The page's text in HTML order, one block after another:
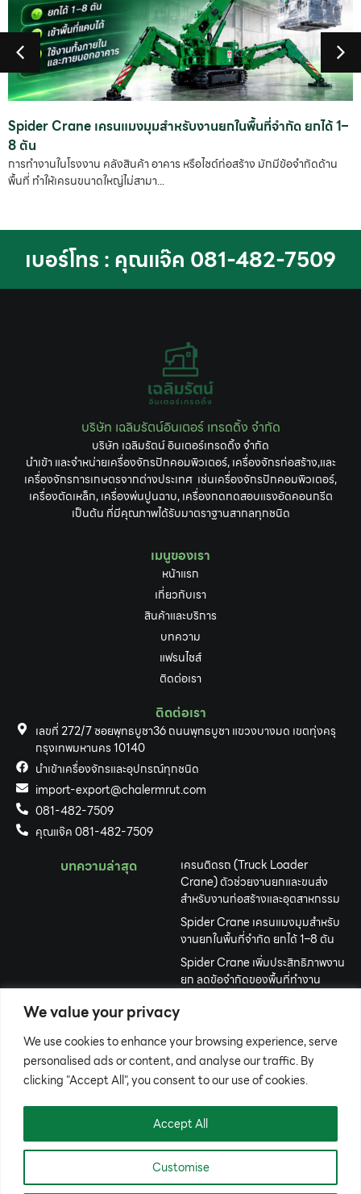
We value your privacy
We use cookies to enhance your browsing experience, serve
personalised ads or content, and analyse our traffic. By
clicking "Accept All", you consent to our use of cookies.
Customise
Accept All
Spider Crane เครนแมงมุมสำหรับงานยกในพื้นที่จำกัด ยกได้ 1–
8 ตัน
การทำงานในโรงงาน คลังสินค้า อาคาร หรือไซต์ก่อสร้าง มักมีข้อจำกัดด้าน
พื้นที่ ทำให้เครนขนาดใหญ่ไม่สามา...
เบอร์โทร : คุณแจ๊ค 081-482-7509
บริษัท เฉลิมรัตน์อินเตอร์ เทรดดิ้ง จำกัด
บริษัท เฉลิมรัตน์ อินเตอร์เทรดดิ้ง จำกัด
นำเข้า และจำหน่ายเครื่องจักรปักคอมพิวเตอร์, เครื่องจักรก่อสร้าง,และ
เครื่องจักรการเกษตรจากต่างประเทศ เช่นเครื่องจักรปักคอมพิวเตอร์,
เครื่องตัดเหล็ก, เครื่องพ่นปูนฉาบ, เครื่องกดทดสอบแรงอัดคอนกรีต
เป็นต้น ที่มีคุณภาพได้รับมาตราฐานสากลทุกชนิด
เมนูของเรา
หน้าแรก
เกี่ยวกับเรา
สินค้าและบริการ
บทความ
แฟรนไชส์
ติดต่อเรา
ติดต่อเรา
เลขที่ 272/7 ซอยพุทธบูชา36 ถนนพุทธบูชา แขวงบางมด เขตทุ่งครุ
กรุงเทพมหานคร 10140
นำเข้าเครื่องจักรและอุปกรณ์ทุกชนิด
import-export@chalermrut.com
081-482-7509
คุณแจ๊ค 081-482-7509
บทความล่าสุด
เครนติดรถ (Truck Loader
Crane) ตัวช่วยงานยกและขนส่ง
สำหรับงานก่อสร้างและอุตสาหกรรม
Spider Crane เครนแมงมุมสำหรับ
งานยกในพื้นที่จำกัด ยกได้ 1–8 ตัน
Spider Crane เพิ่มประสิทธิภาพงาน
ยก ลดข้อจำกัดของพื้นที่ทำงาน
เครื่องจักรปักคอมพิวเตอร์ คืออะไร?
เลือกอย่างไรให้เหมาะกับธุรกิจปักผ้า
รถขุดตีนตะขาบขนาดเล็ก ทางเลือก